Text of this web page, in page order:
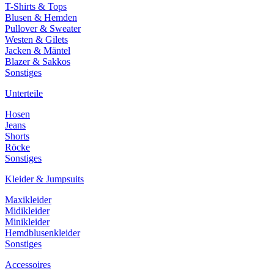
T-Shirts & Tops
Blusen & Hemden
Pullover & Sweater
Westen & Gilets
Jacken & Mäntel
Blazer & Sakkos
Sonstiges
Unterteile
Hosen
Jeans
Shorts
Röcke
Sonstiges
Kleider & Jumpsuits
Maxikleider
Midikleider
Minikleider
Hemdblusenkleider
Sonstiges
Accessoires